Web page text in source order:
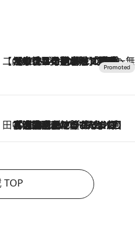
【CREA×星野リゾート】唯一無二。癒しと発見が待つ場所へ
2026.8.7
【トンボの足水浴】ヒノキの香りに包まれて涼感マックス！約13℃の湧水かけ流しを避暑地「星野温泉 トンボの湯」で体験
田中稲の勝手に再ブーム
2026.8.7
「湘南乃風に憧れて」観客大盛上がりの“タオル回し”に、ラッパー顔負けの高速歌唱まで…さだまさし（74）のアグレッシブすぎる現在地
TOP